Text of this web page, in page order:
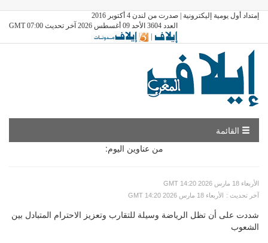
إمتداد أول يومية إليكترونية | صدرت من لندن 4 أكتوبر 2016
العدد 3604 الأحد 09 أغسطس 2026 آخر تحديث GMT 07:00
|
القائمة
من عناوين اليوم:
GMT الأربعاء 18 مارس 2026 14:20
GMT الأربعاء 18 مارس 2026 14:20
: آخر تحديث
شددت على أن تظل الرياضة وسيلة للتقارب وتعزيز الاحترام المتبادل بين
الشعوب